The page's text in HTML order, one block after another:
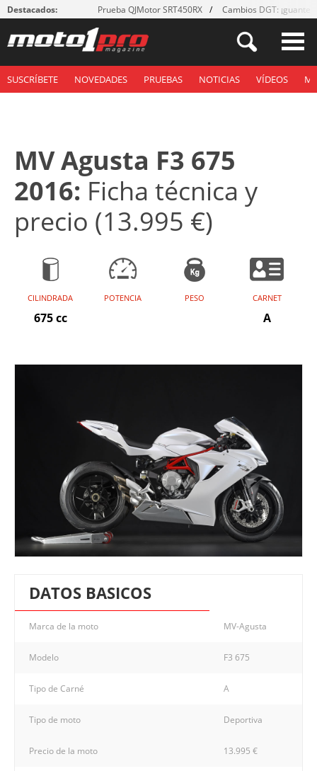
Destacados: Prueba QJMotor SRT450RX Cambios DGT: ¡guantes!
SUSCRÍBETE NOVEDADES PRUEBAS NOTICIAS VÍDEOS
MV Agusta F3 675
2016: Ficha técnica y
precio (13.995 €)
CILINDRADA
675 cc
POTENCIA PESO CARNET
A
DATOS BASICOS
Marca de la moto MV-Agusta
Modelo F3 675
Tipo de Carné A
Tipo de moto Deportiva
Precio de la moto 13.995 €